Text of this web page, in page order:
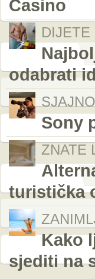
Casino
DIJETE
odabrati
SJAJNO
Sony
ZNATE
turistička
Kako
sjediti na